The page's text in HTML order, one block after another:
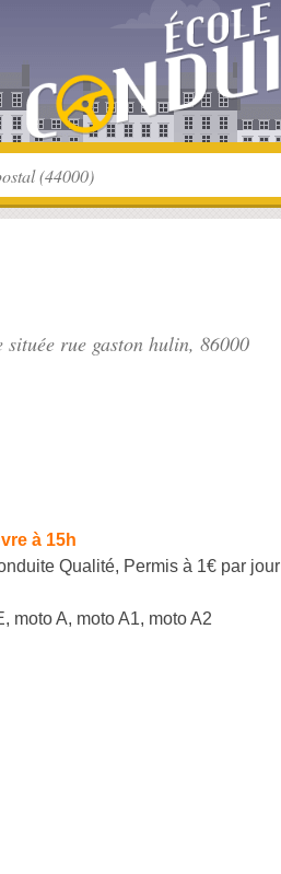
située rue gaston hulin, 86000
à 15h
Qualité, Permis à 1€ par jour
moto A, moto A1, moto A2